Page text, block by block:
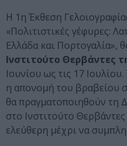
Η 1η Έκθεση
«Πολιτιστικές γέφυρες:
Ελλάδα και Πορτογαλία»,
Ινστιτούτο Θερβάντες
Ιουνίου ως τις 17
η απονομή του βραβείου
θα πραγματοποιηθούν τη
στο Ινστιτούτο
ελεύθερη μέχρι να